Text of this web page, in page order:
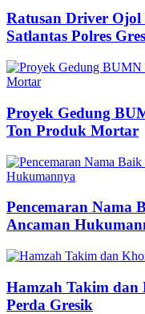
Ratusan Driver
Satlantas Polres
Proyek Gedung
Ton Produk Mortar
Pencemaran Nama
Ancaman
Hamzah Takim dan
Perda Gresik